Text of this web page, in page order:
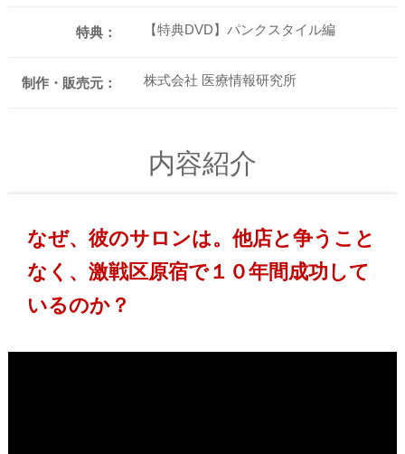
特典： 【特典DVD】パンクスタイル編
制作・販売元： 株式会社 医療情報研究所
内容紹介
なぜ、彼のサロンは。他店と争うこと
なく、激戦区原宿で１０年間成功して
いるのか？